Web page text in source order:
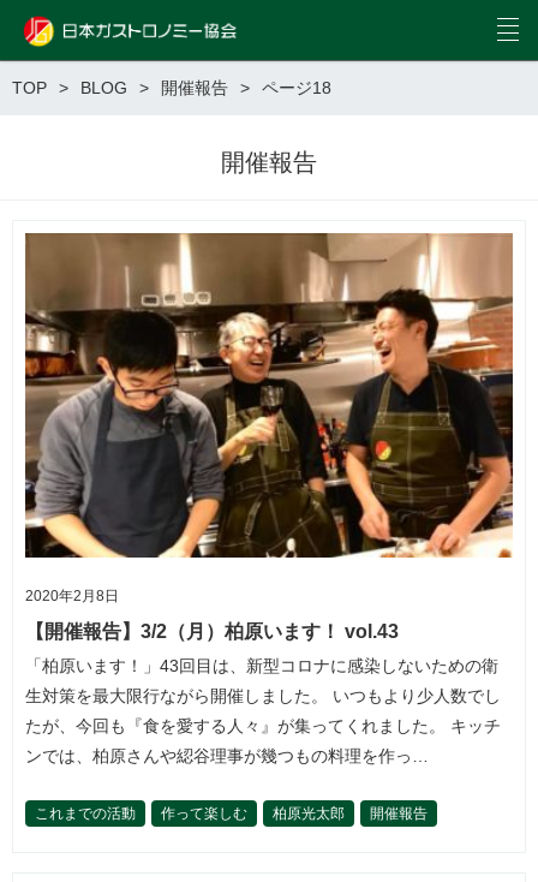
TOP BLOG 開催報告 ページ18
開催報告
2020年2月8日
【開催報告】3/2（月）柏原います！ vol.43
「柏原います！」43回目は、新型コロナに感染しないための衛
生対策を最大限行ながら開催しました。 いつもより少人数でし
たが、今回も『食を愛する人々』が集ってくれました。 キッチ
ンでは、柏原さんや綛谷理事が幾つもの料理を作っ…
これまでの活動 作って楽しむ 柏原光太郎 開催報告